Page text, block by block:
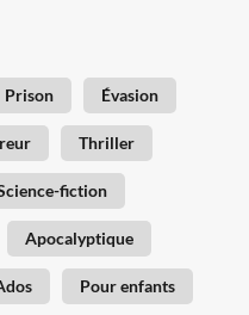
Prison Évasion
Thriller
fiction
Apocalyptique
Pour enfants